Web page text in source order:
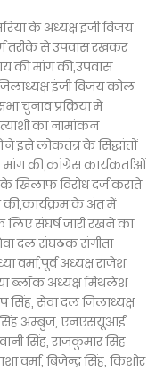
के अध्यक्ष इंजी विजय
तरीके से उपवास रखकर
की मांग की,उपवास
इंजी विजय कोल
चुनाव प्रक्रिया में
का नामांकन
इसे लोकतंत्र के सिद्धांतों
की,कांग्रेस कार्यकर्ताओं
खिलाफ विरोध दर्ज कराते
की,कार्यक्रम के अंत में
लिए संघर्ष जारी रखने का
दल संघठक संगीता
वर्मा,पूर्व अध्यक्ष राजेश
ब्लॉक अध्यक्ष मिथलेश
सिंह, सेवा दल जिलाध्यक्ष
सिंह अम्बुज, एनएसयूआई
सिंह, राजकुमार सिंह
वर्मा, बिजेन्द्र सिंह, किशोर